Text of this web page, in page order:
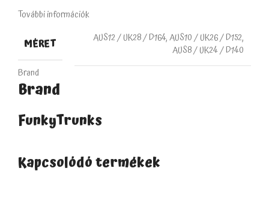
További információk
MÉRET
AUS12 / UK28 / D164, AUS10 / UK26 / D152,
AUS8 / UK24 / D140
Brand
Brand
FunkyTrunks
Kapcsolódó termékek